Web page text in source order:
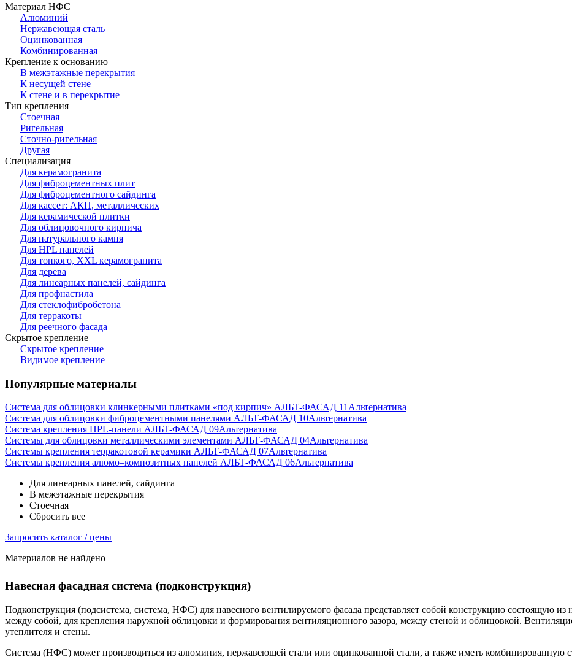
Материал НФС
Алюминий
Нержавеющая сталь
Оцинкованная
Комбинированная
Крепление к основанию
В межэтажные перекрытия
К несущей стене
К стене и в перекрытие
Тип крепления
Стоечная
Ригельная
Сточно-ригельная
Другая
Специализация
Для керамогранита
Для фиброцементных плит
Для фиброцементного сайдинга
Для кассет: АКП, металлических
Для керамической плитки
Для облицовочного кирпича
Для натурального камня
Для HPL панелей
Для тонкого, XXL керамогранита
Для дерева
Для линеарных панелей, сайдинга
Для профнастила
Для стеклофибробетона
Для терракоты
Для реечного фасада
Скрытое крепление
Скрытое крепление
Видимое крепление
Популярные материалы
Система для облицовки клинкерными плитками «под кирпич» АЛЬТ-ФАСАД 11 Альтернатива
Система для облицовки фиброцементными панелями АЛЬТ-ФАСАД 10Альтернатива
Система крепления HPL-панели АЛЬТ-ФАСАД 09Альтернатива
Системы для облицовки металлическими элементами АЛЬТ-ФАСАД 04Альтернатива
Системы крепления терракотовой керамики АЛЬТ-ФАСАД 07Альтернатива
Cистемы крепления алюмо–композитных панелей АЛЬТ-ФАСАД 06Альтернатива
Для линеарных панелей, сайдинга
В межэтажные перекрытия
Стоечная
Сбросить все
Запросить каталог / цены
Материалов не найдено
Навесная фасадная система (подконструкция)
Подконструкция (подсистема, система, НФС) для навесного вентилируемого фасада представляет собой конструкцию состоящую
между собой, для крепления наружной облицовки и формирования вентиляционного зазора, между стеной и облицовкой.
утеплителя и стены.
Система (НФС) может производиться из алюминия, нержавеющей стали или оцинкованной стали, а также иметь комбинированную